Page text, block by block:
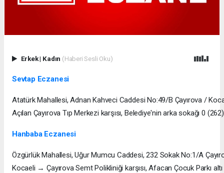
Erkek| Kadın (Haberi Sesli Oku)
Sevtap Eczanesi
Atatürk Mahallesi, Adnan Kahveci Caddesi No:49/B Çayırova /
Açılan Çayırova Tıp Merkezi karşısı, Belediye'nin arka sokağı 0
Hanbaba Eczanesi
Özgürlük Mahallesi, Uğur Mumcu Caddesi, 232 Sokak No:1/A
Kocaeli → Çayırova Semt Polikliniği karşısı, Afacan Çocuk Parkı